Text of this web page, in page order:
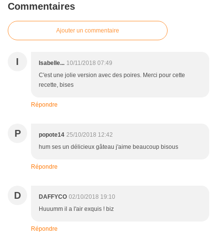
Commentaires
Ajouter un commentaire
I Isabelle... 10/11/2018 07:49
C'est une jolie version avec des poires. Merci pour cette
recette, bises
Répondre
P popote14 25/10/2018 12:42
hum ses un délicieux gâteau j'aime beaucoup bisous
Répondre
D DAFFYCO 02/10/2018 19:10
Huuumm il a l'air exquis ! biz
Répondre